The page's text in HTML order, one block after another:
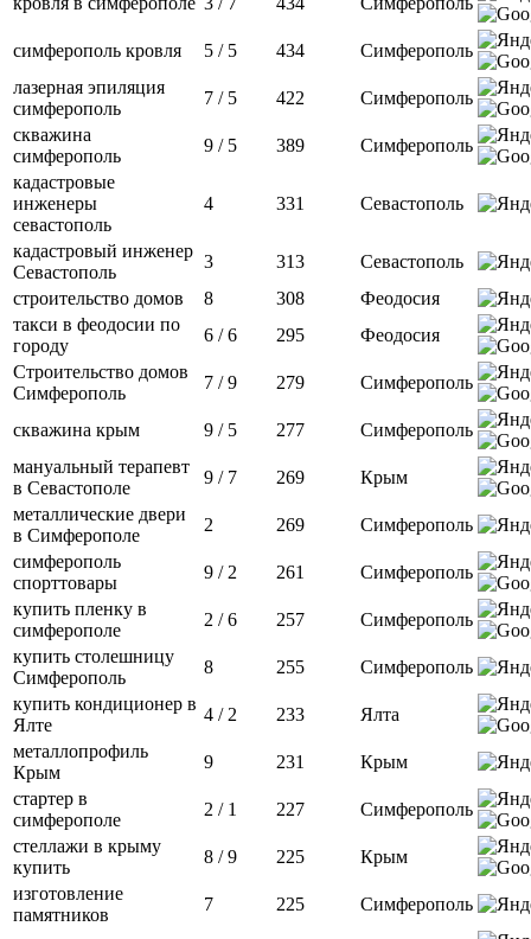
симферополь кровля 5 / 5 434
Симферополь
лазерная эпиляция
симферополь
7 / 5 422
Симферополь
скважина
симферополь
9 / 5 389
Симферополь
кадастровые
инженеры
севастополь
4 331 Севастополь
кадастровый инженер
Севастополь
3 313
Севастополь
строительство домов
8 308
Феодосия
такси в феодосии по
городу
6 / 6 295
Феодосия
Строительство домов
Симферополь
7 / 9 279 Симферополь
скважина крым 9 / 5 277
Симферополь
мануальный терапевт
в Севастополе
9 / 7 269
Крым
металлические двери
в Симферополе
2 269
Симферополь
симферополь
спорттовары
9 / 2 261
Симферополь
купить пленку в
симферополе
2 / 6 257
Симферополь
купить столешницу
Симферополь
8 255
Симферополь
купить кондиционер в
Ялте
4 / 2 233
Ялта
металлопрофиль
Крым
9 231
Крым
стартер в
симферополе
2 / 1 227
Симферополь
стеллажи в крыму
купить
8 / 9 225
Крым
изготовление
памятников
7 225 Симферополь